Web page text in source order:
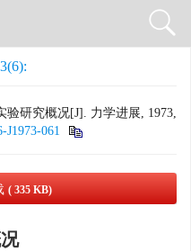
3(6):
验研究概况[J]. 力学进展, 1973,
J1973-061
( 335 KB)